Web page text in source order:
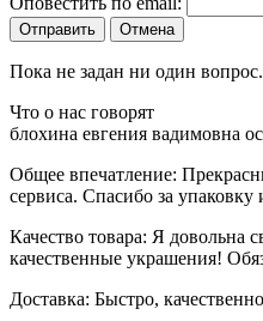
Отправить Отмена
Пока не задан ни один вопрос.
Что о нас говорят
блохина евгения вадимовна
Общее впечатление:
сервиса. Спасибо за
Качество товара: Я довольна
качественные украшения!
Доставка: Быстро,